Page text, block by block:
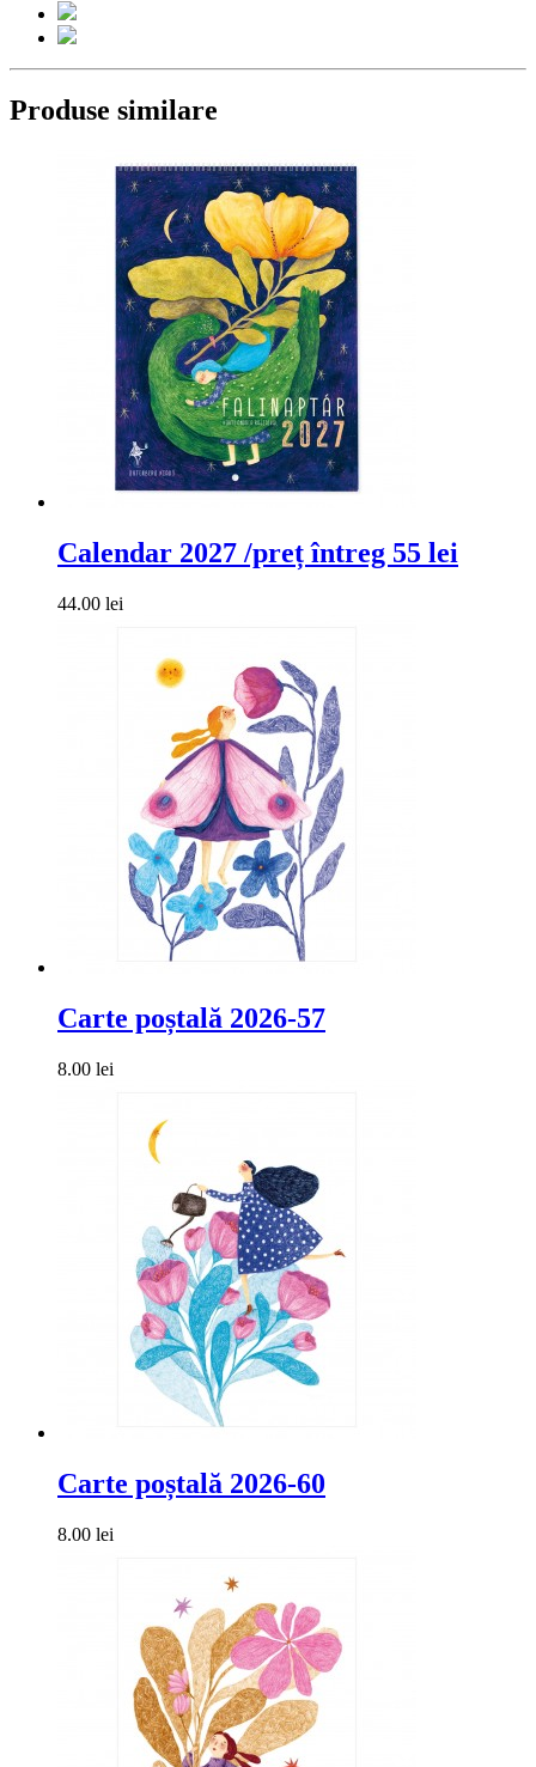
Produse similare
Calendar 2027 /preț întreg 55 lei
44.00 lei
Carte poștală 2026-57
8.00 lei
Carte poștală 2026-60
8.00 lei